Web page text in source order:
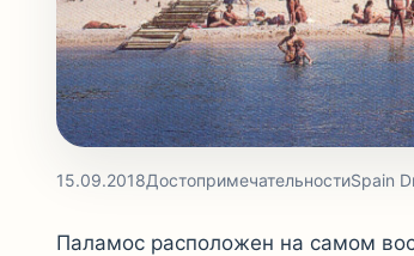
15.09.2018ДостопримечательностиSpain
Паламос расположен на самом